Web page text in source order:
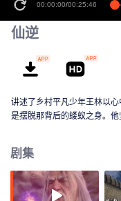
00:00:00/00:25:46
仙逆
讲述了乡村平凡少年王林以
是摆脱那背后的蝼蚁之身。
剧集